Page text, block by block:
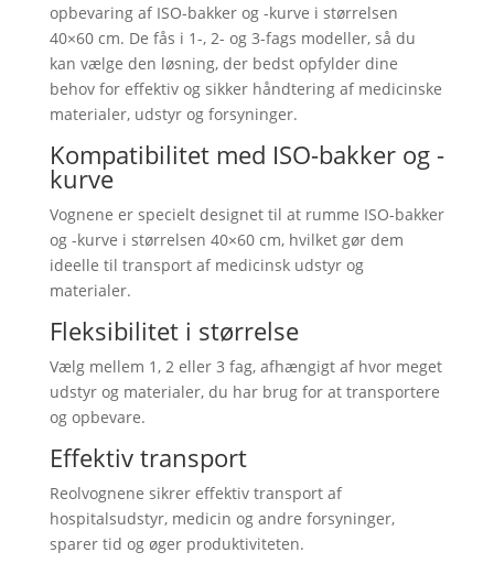
opbevaring af ISO-bakker og -kurve i størrelsen
40×60 cm. De fås i 1-, 2- og 3-fags modeller, så du
kan vælge den løsning, der bedst opfylder dine
behov for effektiv og sikker håndtering af medicinske
materialer, udstyr og forsyninger.
Kompatibilitet med ISO-bakker og -
kurve
Vognene er specielt designet til at rumme ISO-bakker
og -kurve i størrelsen 40×60 cm, hvilket gør dem
ideelle til transport af medicinsk udstyr og
materialer.
Fleksibilitet i størrelse
Vælg mellem 1, 2 eller 3 fag, afhængigt af hvor meget
udstyr og materialer, du har brug for at transportere
og opbevare.
Effektiv transport
Reolvognene sikrer effektiv transport af
hospitalsudstyr, medicin og andre forsyninger,
sparer tid og øger produktiviteten.